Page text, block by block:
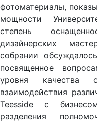
фотоматериалы,
мощности
степень
дизайнерских
собрании
посвященное
уровня качества
взаимодействия
Teesside с
разделения